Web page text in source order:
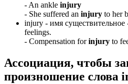
-An ankle injury
- She suffered an injury to her
injury - имя существительное
feelings.
- Compensation forinjury to
Ассоциация, чтобы
произношение слова